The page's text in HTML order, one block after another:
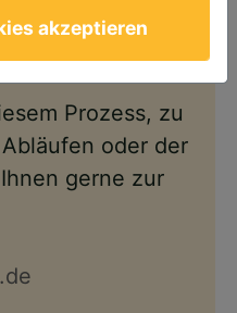
neuen Design –
Prozess, zu
oder der
gerne zur
akzeptieren